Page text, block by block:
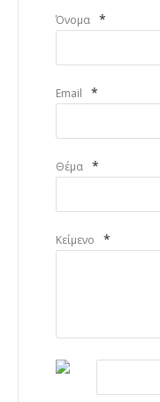
Όνομα *
Email *
Θέμα *
Κείμενο *